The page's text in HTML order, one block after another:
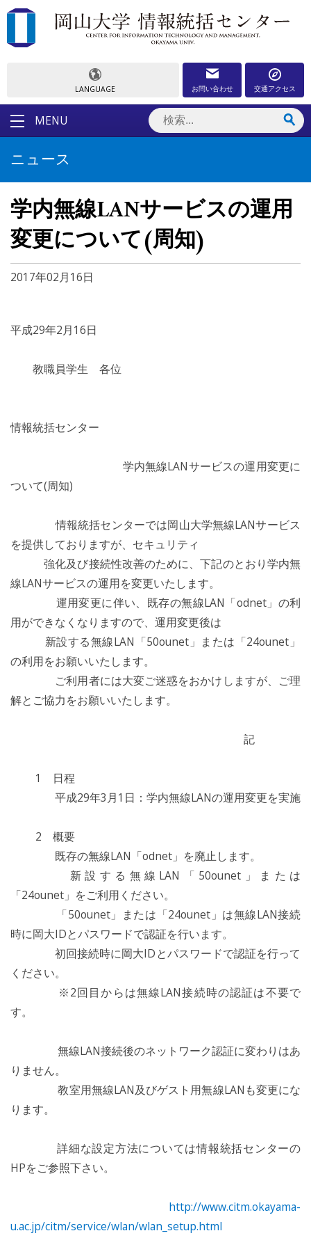
LANGUAGE お問い合わせ 交通アクセス
MENU
ニュース
学内無線LANサービスの運用
変更について(周知)
2017年02月16日
平成29年2月16日
教職員学生 各位
情報統括センター
学内無線LANサービスの運用変更に
ついて(周知)
情報統括センターでは岡山大学無線LANサービス
を提供しておりますが、セキュリティ
強化及び接続性改善のために、下記のとおり学内無
線LANサービスの運用を変更いたします。
運用変更に伴い、既存の無線LAN「odnet」の利
用ができなくなりますので、運用変更後は
新設する無線LAN「50ounet」または「24ounet」
の利用をお願いいたします。
ご利用者には大変ご迷惑をおかけしますが、ご理
解とご協力をお願いいたします。
記
1 日程
平成29年3月1日：学内無線LANの運用変更を実施
2 概要
既存の無線LAN「odnet」を廃止します。
新設する無線LAN「50ounet」または
「24ounet」をご利用ください。
「50ounet」または「24ounet」は無線LAN接続
時に岡大IDとパスワードで認証を行います。
初回接続時に岡大IDとパスワードで認証を行って
ください。
※2回目からは無線LAN接続時の認証は不要で
す。
無線LAN接続後のネットワーク認証に変わりはあ
りません。
教室用無線LAN及びゲスト用無線LANも変更にな
ります。
詳細な設定方法については情報統括センターの
HPをご参照下さい。
http://www.citm.okayama-
u.ac.jp/citm/service/wlan/wlan_setup.html